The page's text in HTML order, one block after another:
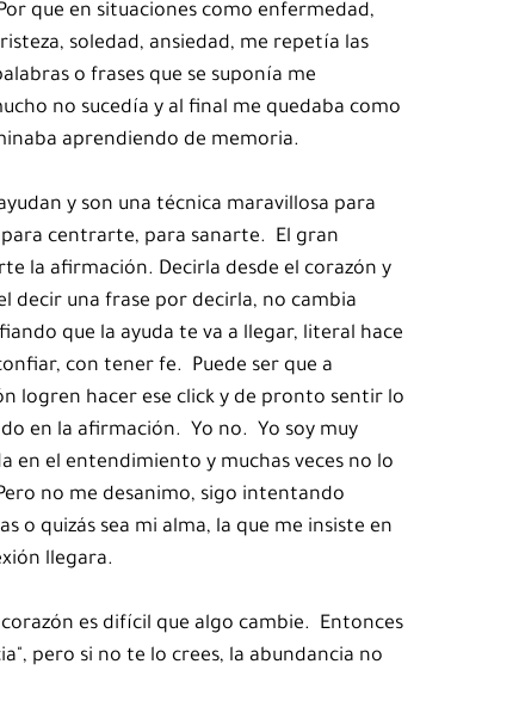
que en situaciones como enfermedad,
soledad, ansiedad, me repetía las
o frases que se suponía me
no sucedía y al final me quedaba como
aprendiendo de memoria.
y son una técnica maravillosa para
centrarte, para sanarte.  El gran
la afirmación. Decirla desde el corazón y
decir una frase por decirla, no cambia
que la ayuda te va a llegar, literal hace
con tener fe.  Puede ser que a
logren hacer ese click y de pronto sentir lo
en la afirmación.  Yo no.  Yo soy muy
el entendimiento y muchas veces no lo
no me desanimo, sigo intentando
o quizás sea mi alma, la que me insiste en
llegara.
es difícil que algo cambie.  Entonces
pero si no te lo crees, la abundancia no